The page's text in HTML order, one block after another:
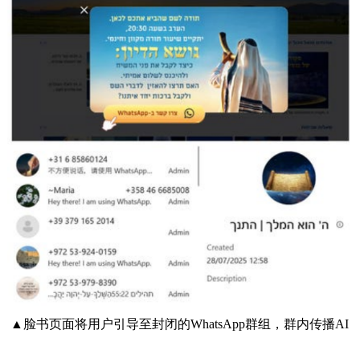
▲脸书页面将用户引导至封闭的WhatsApp群组，群内传播AI